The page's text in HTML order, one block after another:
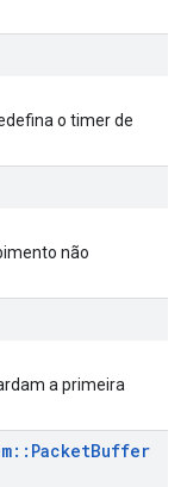
o timer de
não
a primeira
:: PacketBuffer